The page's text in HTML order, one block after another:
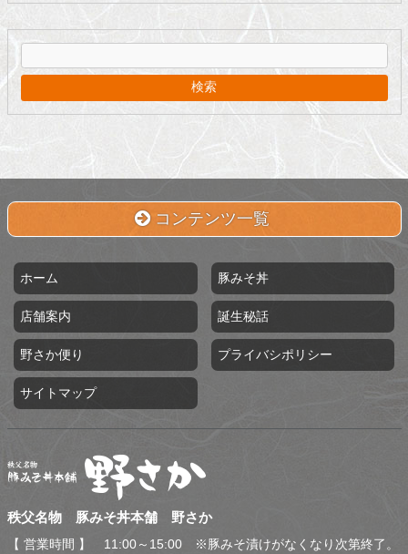
カ
イ
ブ
コンテンツ一覧
ホーム 豚みそ丼
店舗案内 誕生秘話
野さか便り プライバシポリシー
サイトマップ
秩父名物 豚みそ丼本舗 野
秩父名物 豚みそ丼本舗 野さか
【 営業時間 】 11:00～15:00 ※豚みそ漬けがなくなり次第終了。